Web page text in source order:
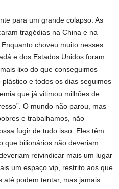
para um grande colapso. As
tragédias na China e na
choveu muito nesses
e dos Estados Unidos foram
lixo do que conseguimos
e todos os dias seguimos
que já vitimou milhões de
O mundo não parou, mas
e trabalhamos, não
fugir de tudo isso. Eles têm
que bilionários não deveriam
reivindicar mais um lugar
um espaço vip, restrito aos que
até podem tentar, mas jamais